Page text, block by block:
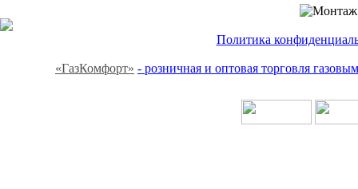
Политика
«ГазКомфорт» - розничная и оптовая торговля